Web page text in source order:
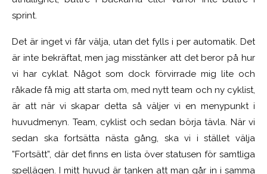
sprint.
Det är inget vi får välja, utan det fylls i per automatik. Det
är inte bekräftat, men jag misstänker att det beror på hur
vi har cyklat. Något som dock förvirrade mig lite och
råkade få mig att starta om, med nytt team och ny cyklist,
är att när vi skapar detta så väljer vi en menypunkt i
huvudmenyn. Team, cyklist och sedan börja tävla. När vi
sedan ska fortsätta nästa gång, ska vi i stället välja
”Fortsätt”, där det finns en lista över statusen för samtliga
spellägen. I mitt huvud är tanken att man går in i samma